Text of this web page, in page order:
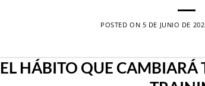
POSTED ON 5 DE JUNIO DE
EL HÁBITO QUE CAMBIARÁ